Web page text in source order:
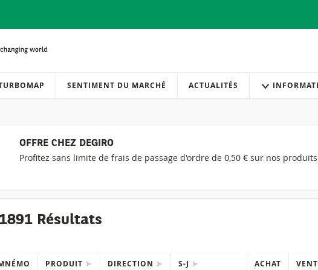
SENTIMENT DU MARCHÉ ACTUALITÉS
OFFRE CHEZ DEGIRO
Profitez sans limite de frais de passage d'ordre de 0,50 € sur nos
Résultats
PRODUIT DIRECTION S-J ACHAT